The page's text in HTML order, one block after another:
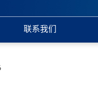
联系我们